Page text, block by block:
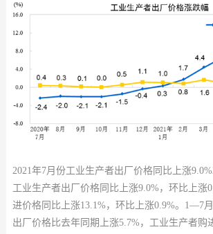
2021年7月份工业生产者出厂价格同比上涨
工业生产者出厂价格同比上涨9.0%，环比上涨
进价格同比上涨13.1%，环比上涨0.9%。1—7
出厂价格比去年同期上涨5.7%，工业生产者购